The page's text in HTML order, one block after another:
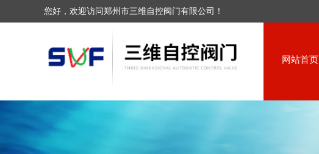
您好，欢迎访问郑州市三维自控阀门有限公司！
网站首页